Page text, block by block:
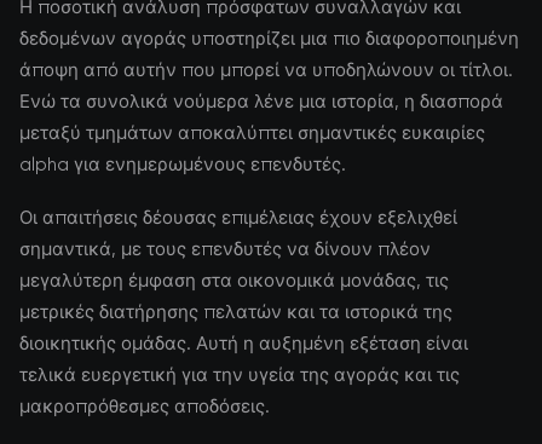
Η ποσοτική ανάλυση πρόσφατων συναλλαγών και
δεδομένων αγοράς υποστηρίζει μια πιο διαφοροποιημένη
άποψη από αυτήν που μπορεί να υποδηλώνουν οι τίτλοι.
Ενώ τα συνολικά νούμερα λένε μια ιστορία, η διασπορά
μεταξύ τμημάτων αποκαλύπτει σημαντικές ευκαιρίες
alpha για ενημερωμένους επενδυτές.
Οι απαιτήσεις δέουσας επιμέλειας έχουν εξελιχθεί
σημαντικά, με τους επενδυτές να δίνουν πλέον
μεγαλύτερη έμφαση στα οικονομικά μονάδας, τις
μετρικές διατήρησης πελατών και τα ιστορικά της
διοικητικής ομάδας. Αυτή η αυξημένη εξέταση είναι
τελικά ευεργετική για την υγεία της αγοράς και τις
μακροπρόθεσμες αποδόσεις.